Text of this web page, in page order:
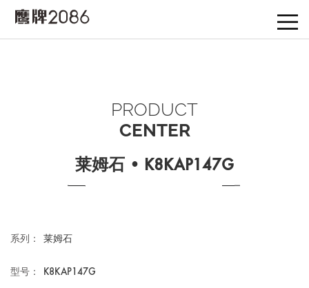
PRODUCT
CENTER
莱姆石 • K8KAP147G
系列： 莱姆石
型号： K8KAP147G